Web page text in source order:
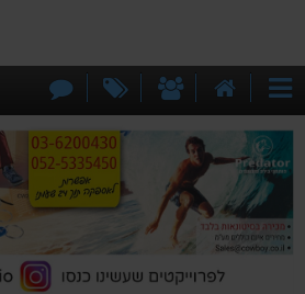
קטגוריות
הבית
אודותינומבצעים
קשר